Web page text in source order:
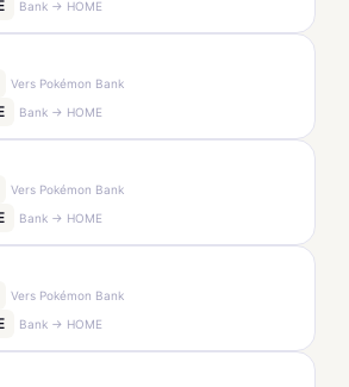
Bank → HOME
Vers Pokémon Bank
Bank → HOME
Vers Pokémon Bank
Bank → HOME
Vers Pokémon Bank
Bank → HOME